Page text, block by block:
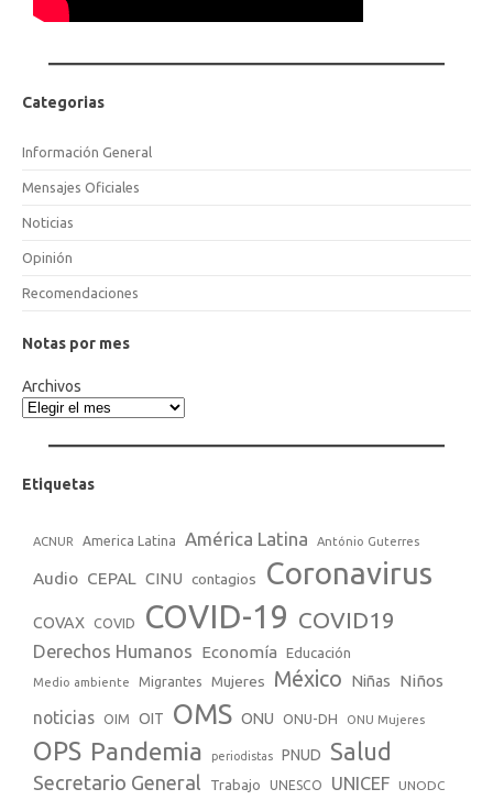
Categorias
Información General
Mensajes Oficiales
Noticias
Opinión
Recomendaciones
Notas por mes
Archivos
Etiquetas
ACNUR America Latina América Latina António Guterres
Audio CEPAL CINU contagios Coronavirus
COVAX COVID COVID-19 COVID19
Derechos Humanos Economía Educación
Medio ambiente Migrantes Mujeres México Niñas Niños
noticias OIM OIT OMS ONU ONU-DH ONU Mujeres
OPS Pandemia periodistas PNUD Salud
Secretario General Trabajo UNESCO UNICEF UNODC